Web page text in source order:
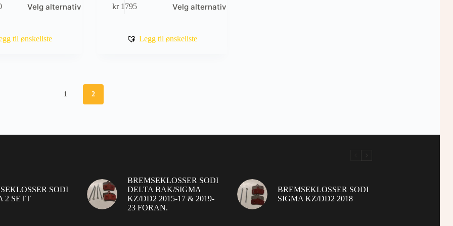
Velg alternativ
til ønskeliste
kr1795 Velg alternativ
produktet
Alternativene
Legg til ønskeliste
1 2
SODI
2 SETT
BREMSEKLOSSER SODI
DELTA BAK/SIGMA
KZ/DD2 2015-17 & 2019-
23 FORAN.
BREMSEKLOSSER SODI
SIGMA KZ/DD2 2018